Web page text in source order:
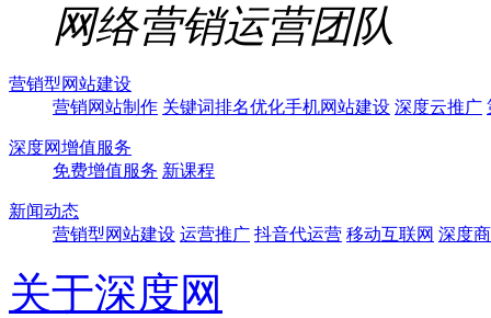
网络营销运营团队
营销型网站建设
营销网站制作 关键词排名优化手机网站建设 深度云推广
深度网增值服务
免费增值服务 新课程
新闻动态
营销型网站建设 运营推广 抖音代运营 移动互联网 深度
关于深度网